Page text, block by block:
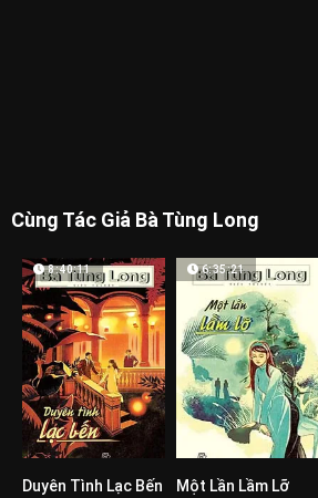
Cùng Tác Giả Bà Tùng Long
0
8:40:11
Duyên Tình Lạc Bến
6:35:21
Một Lần Lầm Lỡ